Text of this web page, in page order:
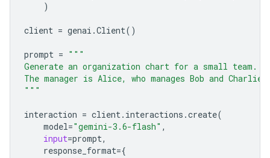
)
client = genai .Client()
prompt = """
Generate an organization chart for a small team.
The manager is Alice, who manages Bob and Charlie.
"""
interaction = client. interactions .create(
model="gemini-3.6-flash" ,
input=prompt,
response_format={